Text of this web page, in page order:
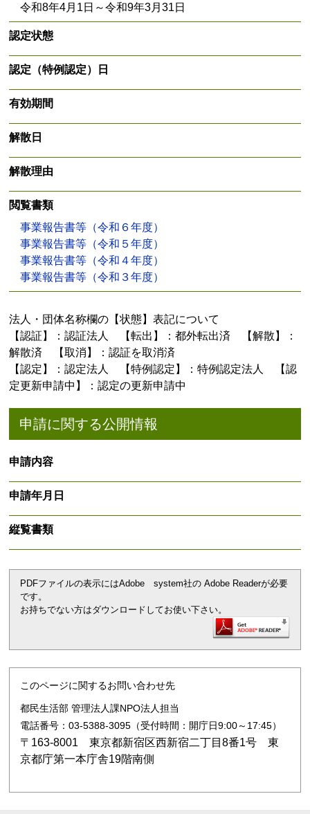
令和8年4月1日～令和9年3月31日
認定状態
認定（特例認定）日
有効期間
解散日
解散理由
閲覧書類
事業報告書等（令和６年度）
事業報告書等（令和５年度）
事業報告書等（令和４年度）
事業報告書等（令和３年度）
法人・団体名称欄の【状態】表記について
【認証】：認証法人 【転出】：都外転出済 【解散】：
解散済 【取消】：認証を取消済
【認定】：認定法人 【特例認定】：特例認定法人 【認
定更新申請中】：認定の更新申請中
申請に関する公開情報
申請内容
申請年月日
縦覧書類
PDFファイルの表示にはAdobe system社の Adobe Readerが必要
です。
お持ちでない方はダウンロードしてお使い下さい。
このページに関するお問い合わせ先
都民生活部 管理法人課NPO法人担当
電話番号：03-5388-3095（受付時間：開庁日9:00～17:45）
〒163-8001 東京都新宿区西新宿二丁目8番1号 東
京都庁第一本庁舎19階南側